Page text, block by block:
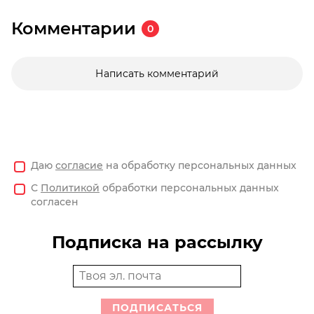
Комментарии 0
Написать комментарий
Даю согласие на обработку персональных данных
С Политикой обработки персональных данных
согласен
Подписка на рассылку
ПОДПИСАТЬСЯ